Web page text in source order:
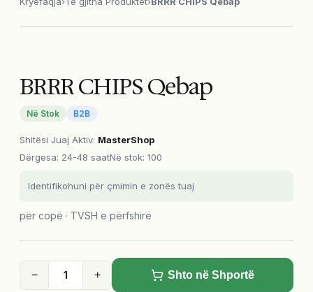
BRRR CHIPS Qebap
Në Stok B2B
Shitësi Juaj Aktiv: MasterShop
Dërgesa: 24-48 saatNë stok: 100
Identifikohuni për çmimin e zonës tuaj
për copë · TVSH e përfshirë
− + Shto në Shportë